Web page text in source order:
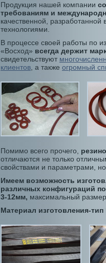
Продукция нашей компании
требованиям и
качественной,
технологиями.
В процессе своей работы по
«Восход» всегда держит
свидетельствуют
клиентов , а также огромный
Помимо всего прочего,
отличаются не только
свойствами и параметрами,
Имеем возможность
различных конфигураций
3-12мм, максимальный
Материал изготовления-